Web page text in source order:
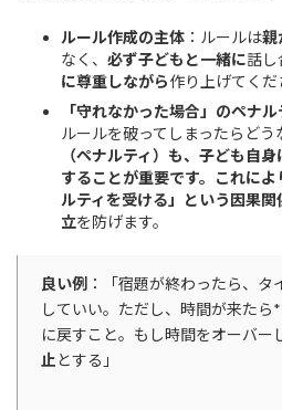
ルール作成の主体 ：ルールは親
なく、 必ず子どもと一緒に話し
に尊重しながら作り上げてくだ
「守れなかった場合」のペナ
ルールを破ってしまったらどう
（ペナルティ）も、子ども自
することが重要です。これに
ルティを受ける」という因果関
立を防げます。
良い例 ：「宿題が終わったら、タ
していい。ただし、時間が来た
に戻すこと。もし時間をオーバー
止とする」